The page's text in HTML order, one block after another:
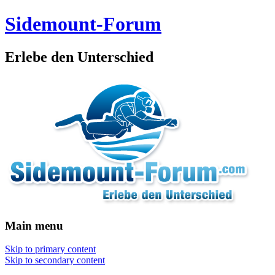
Sidemount-Forum
Erlebe den Unterschied
Main menu
Skip to primary content
Skip to secondary content